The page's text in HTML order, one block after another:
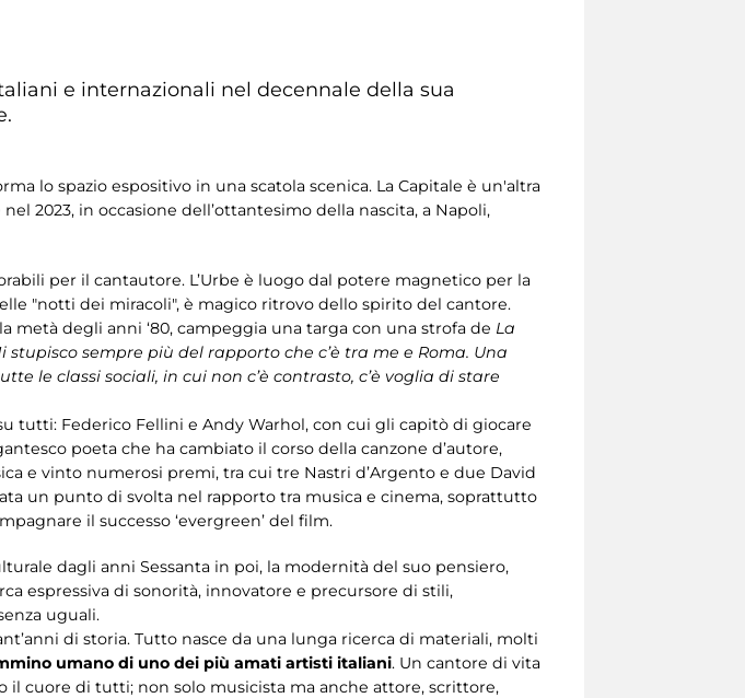
e internazionali nel decennale della sua
lo spazio espositivo in una scatola scenica. La Capitale è un'altra
2023, in occasione dell’ottantesimo della nascita, a Napoli,
per il cantautore. L’Urbe è luogo dal potere magnetico per la
"notti dei miracoli", è magico ritrovo dello spirito del cantore.
metà degli anni ‘80, campeggia una targa con una strofa de La
stupisco sempre più del rapporto che c’è tra me e Roma. Una
le classi sociali, in cui non c’è contrasto, c’è voglia di stare
tutti: Federico Fellini e Andy Warhol, con cui gli capitò di giocare
poeta che ha cambiato il corso della canzone d’autore,
e vinto numerosi premi, tra cui tre Nastri d’Argento e due David
un punto di svolta nel rapporto tra musica e cinema, soprattutto
il successo ‘evergreen’ del film.
dagli anni Sessanta in poi, la modernità del suo pensiero,
espressiva di sonorità, innovatore e precursore di stili,
uguali.
di storia. Tutto nasce da una lunga ricerca di materiali, molti
umano di uno dei più amati artisti italiani. Un cantore di vita
cuore di tutti; non solo musicista ma anche attore, scrittore,